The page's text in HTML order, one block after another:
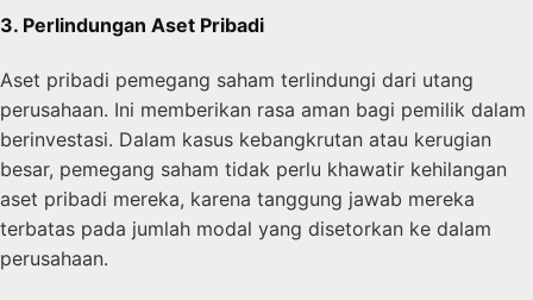
3. Perlindungan Aset Pribadi
Aset pribadi pemegang saham terlindungi dari utang
perusahaan. Ini memberikan rasa aman bagi pemilik dalam
berinvestasi. Dalam kasus kebangkrutan atau kerugian
besar, pemegang saham tidak perlu khawatir kehilangan
aset pribadi mereka, karena tanggung jawab mereka
terbatas pada jumlah modal yang disetorkan ke dalam
perusahaan.